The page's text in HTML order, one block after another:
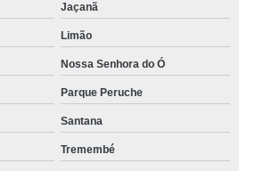
Jaçanã
Limão
Nossa Senhora do Ó
Parque Peruche
Santana
Tremembé